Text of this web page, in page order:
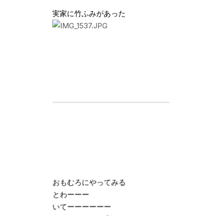
実家に竹ふみがあった
おもむろにやってみる
とわーーー
いてーーーーーー